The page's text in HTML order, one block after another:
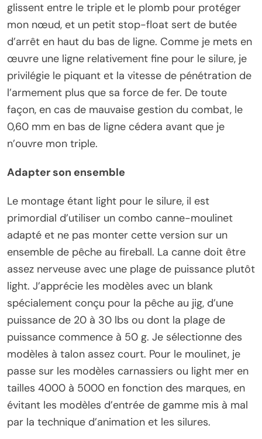
glissent entre le triple et le plomb pour protéger
mon nœud, et un petit stop-float sert de butée
d’arrêt en haut du bas de ligne. Comme je mets en
œuvre une ligne relativement fine pour le silure, je
privilégie le piquant et la vitesse de pénétration de
l’armement plus que sa force de fer. De toute
façon, en cas de mauvaise gestion du combat, le
0,60 mm en bas de ligne cédera avant que je
n’ouvre mon triple.
Adapter son ensemble
Le montage étant light pour le silure, il est
primordial d’utiliser un combo canne-moulinet
adapté et ne pas monter cette version sur un
ensemble de pêche au fireball. La canne doit être
assez nerveuse avec une plage de puissance plutôt
light. J’apprécie les modèles avec un blank
spécialement conçu pour la pêche au jig, d’une
puissance de 20 à 30 lbs ou dont la plage de
puissance commence à 50 g. Je sélectionne des
modèles à talon assez court. Pour le moulinet, je
passe sur les modèles carnassiers ou light mer en
tailles 4000 à 5000 en fonction des marques, en
évitant les modèles d’entrée de gamme mis à mal
par la technique d’animation et les silures.